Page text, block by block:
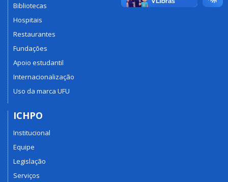
Bibliotecas
Hospitais
Restaurantes
Fundações
Apoio estudantil
Internacionalização
Uso da marca UFU
ICHPO
Institucional
Equipe
Legislação
Serviços